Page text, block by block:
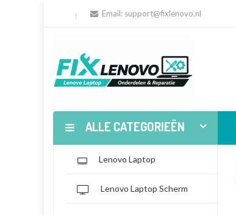
Email: support@fixlenovo.nl
ALLE CATEGORIEËN
Lenovo Laptop
Lenovo Laptop Scherm